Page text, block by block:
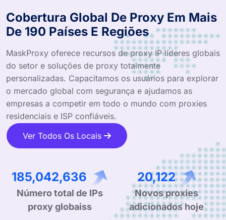
Cobertura Global De Proxy Em Mais
De 190 Países E Regiões
MaskProxy oferece recursos de proxy IP líderes globais
do setor e soluções de proxy totalmente
personalizadas. Capacitamos os usuários para explorar
o mercado global com segurança e ajudamos as
empresas a competir em todo o mundo com proxies
residenciais e ISP confiáveis.
Ver Todos Os Locais
293,851,737
Número total de IPs
proxy globaiss
31,955
Novos proxies
adicionados hoje